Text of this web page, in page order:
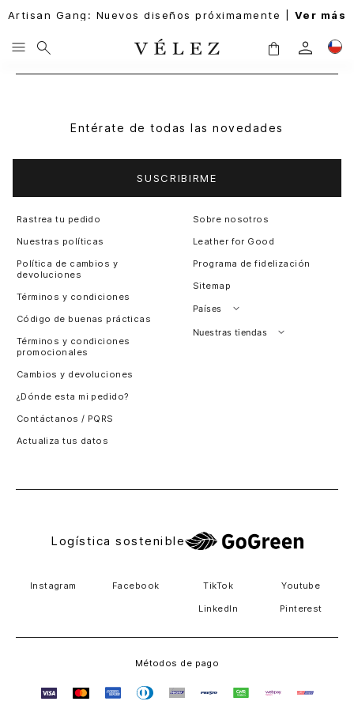
Artisan Gang: Nuevos diseños próximamente | Ver más
Entérate de todas las novedades
SUSCRIBIRME
Rastrea tu pedido
Nuestras políticas
Política de cambios y
devoluciones
Términos y condiciones
Código de buenas prácticas
Términos y condiciones
promocionales
Cambios y devoluciones
¿Dónde esta mi pedido?
Contáctanos / PQRS
Actualiza tus datos
Sobre nosotros
Leather for Good
Programa de fidelización
Sitemap
Países
Perú
Nuestras tiendas
Logística sostenible
Instagram Facebook TikTok Youtube
LinkedIn Pinterest
Métodos de pago